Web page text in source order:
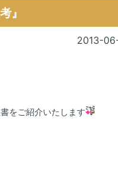
』
2013-
をご紹介いたします